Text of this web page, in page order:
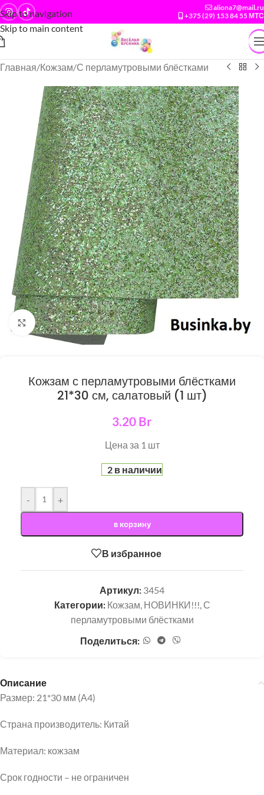
Skip to navigation
Skip to main content
aliona7@mail.ru
+375 (29) 153 84 55 МТС
Главная/Кожзам/С перламутровыми блёстками
Нажмите, чтобы увеличить
Кожзам с перламутровыми блёстками
21*30 см, салатовый (1 шт)
3.20 Br
Цена за 1 шт
2 в наличии
- +
в корзину
В избранное
Артикул: 3454
Категории: Кожзам, НОВИНКИ!!!, С
перламутровыми блёстками
Поделиться:
Описание
Размер: 21*30 мм (А4)
Страна производитель: Китай
Материал: кожзам
Срок годности – не ограничен